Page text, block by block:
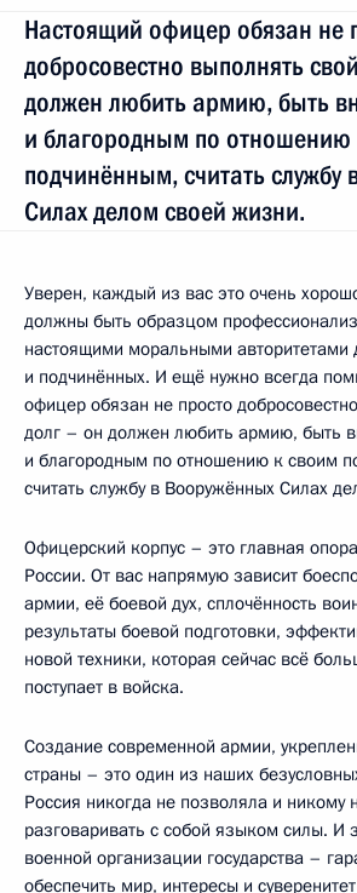
Настоящий офицер обязан не
добросовестно выполнять
должен любить армию, быть
и благородным по отношению
подчинённым, считать службу
Силах делом своей жизни.
Уверен, каждый из вас это очень
должны быть образцом
настоящими моральными авторитетами
и подчинённых. И ещё нужно всегда
офицер обязан не просто
долг – он должен любить армию, быть
и благородным по отношению к своим
считать службу в Вооружённых Силах
Офицерский корпус – это главная
России. От вас напрямую зависит
армии, её боевой дух, сплочённость
результаты боевой подготовки,
новой техники, которая сейчас всё
поступает в войска.
Создание современной армии,
страны – это один из наших
Россия никогда не позволяла и никому
разговаривать с собой языком силы. И
военной организации государства –
обеспечить мир, интересы и